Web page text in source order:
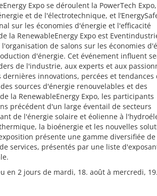
Expo se déroulent la PowerTech
et de l'électrotechnique, et
sur les économies d'énergie et l'efficacité
la RenewableEnergy Expo est
de salons sur les économies
d'énergie. Cet événement influent
de l'industrie, aux experts et aux
innovations, percées et tendances
sources d'énergie renouvelables et des
la RenewableEnergy Expo, les participants
précédent d'un large éventail de secteurs
de l'énergie solaire et éolienne à
la bioénergie et les nouvelles
présente une gamme diversifiée de
services, présentés par une liste
en 2 jours de mardi, 18. août à mercredi,